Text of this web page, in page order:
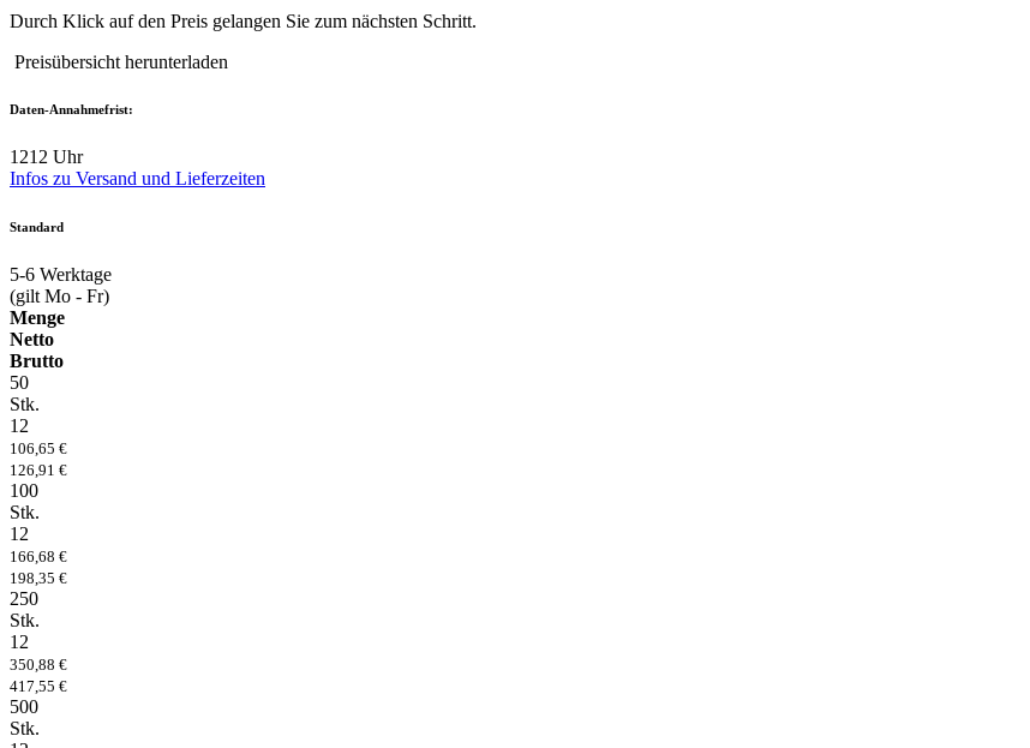
Durch Klick auf den Preis gelangen Sie zum nächsten Schritt.
Preisübersicht herunterladen
Daten-Annahmefrist:
1212 Uhr
Infos zu Versand und Lieferzeiten
Standard
5-6 Werktage
(gilt Mo - Fr)
Menge
Netto
Brutto
50
Stk.
12
106,65 €
126,91 €
100
Stk.
12
166,68 €
198,35 €
250
Stk.
12
350,88 €
417,55 €
500
Stk.